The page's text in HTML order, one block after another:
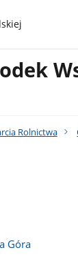
Rolnictwa
Góra